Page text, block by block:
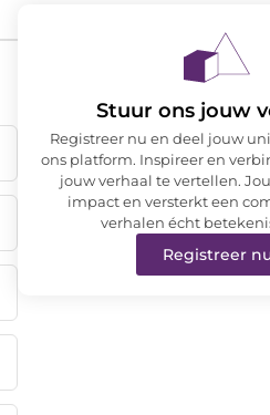
Stuur ons jouw
Registreer nu en deel jouw
ons platform. Inspireer en
jouw verhaal te vertellen.
impact en versterkt een
verhalen écht
Registreer